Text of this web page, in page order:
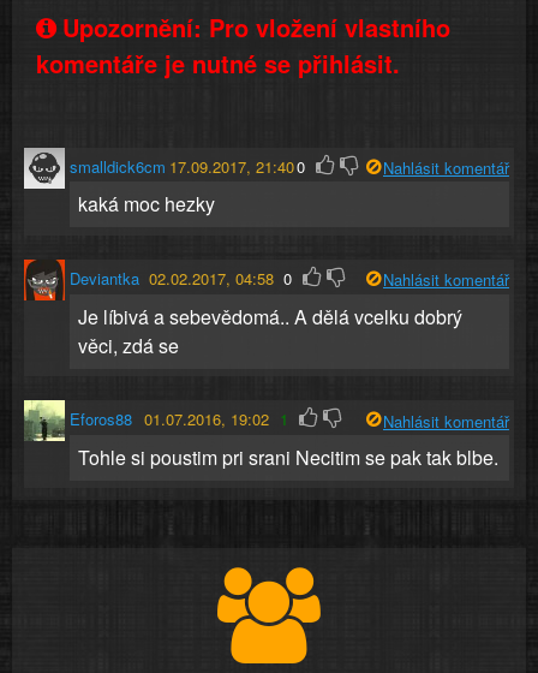
Upozornění: Pro vložení vlastního
komentáře je nutné se přihlásit.
smalldick6cm 17.09.2017, 21:400 Nahlásit komentář
kaká moc hezky
Deviantka 02.02.2017, 04:58 0 Nahlásit komentář
Je líbivá a sebevědomá.. A dělá vcelku dobrý
věci, zdá se
Eforos88 01.07.2016, 19:02 1 Nahlásit komentář
Tohle si poustim pri srani Necitim se pak tak blbe.